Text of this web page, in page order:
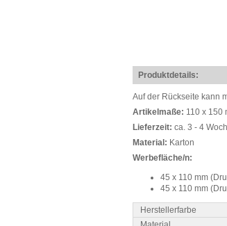
Produktdetails:
Auf der Rückseite kann
Artikelmaße: 110 x 150
Lieferzeit: ca. 3 - 4
Material: Karton
Werbefläche/n:
45 x 110 mm
45 x 110 mm
Herstellerfarbe